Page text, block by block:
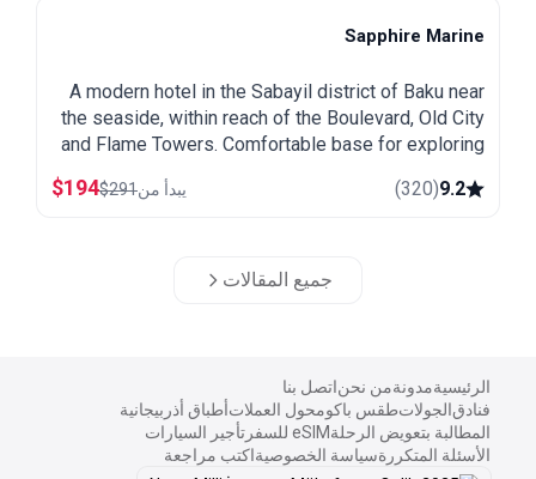
Sapphire Marine
A modern hotel in the Sabayil district of Baku near
the seaside, within reach of the Boulevard, Old City
and Flame Towers. Comfortable base for exploring
9.2
(
320
) يبدأ من $291
$194
جميع المقالات
الرئيسيةمدونةمن نحناتصل بنا
فنادقالجولاتطقس باكومحول العملاتأطباق أذربيجانية
المطالبة بتعويض الرحلةeSIM للسفر
تأجير السيارات
الأسئلة المتكررةسياسة الخصوصيةاكتب مراجعة